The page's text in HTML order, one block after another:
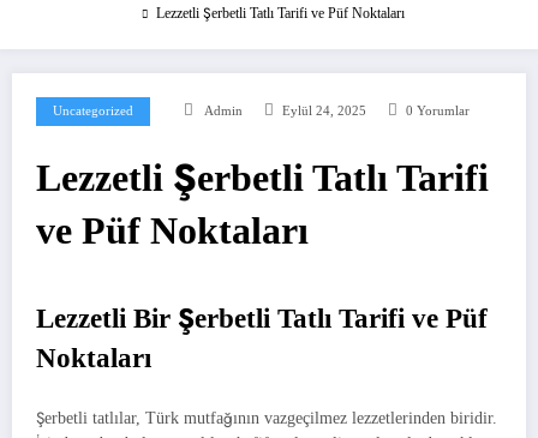
Lezzetli Şerbetli Tatlı Tarifi ve Püf Noktaları
Uncategorized Admin Eylül 24, 2025 0 Yorumlar
Lezzetli Şerbetli Tatlı Tarifi
ve Püf Noktaları
Lezzetli Bir Şerbetli Tatlı Tarifi ve Püf
Noktaları
Şerbetli tatlılar, Türk mutfağının vazgeçilmez lezzetlerinden biridir.